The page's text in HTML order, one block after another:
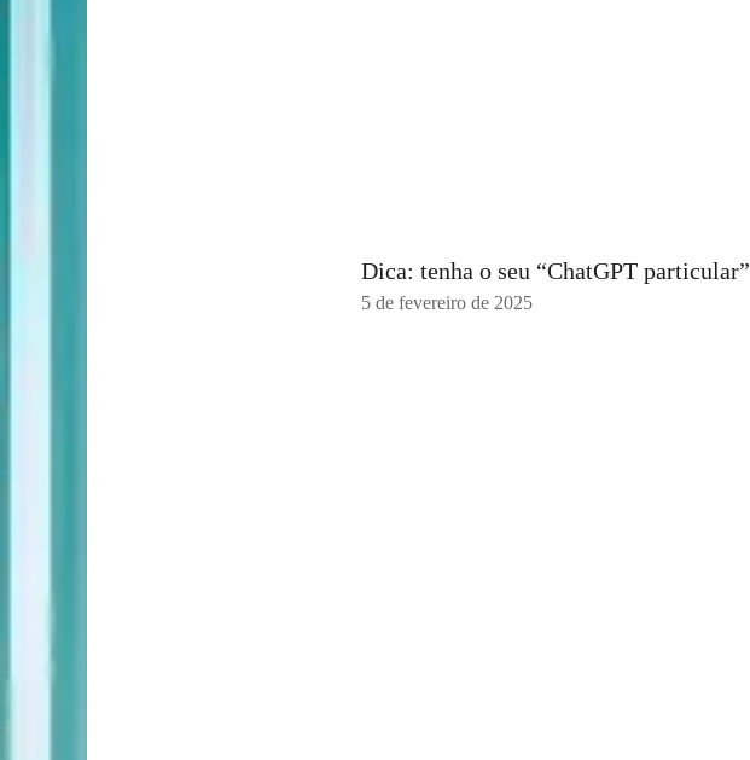
Dica: tenha o seu “ChatGPT particular”
5 de fevereiro de 2025